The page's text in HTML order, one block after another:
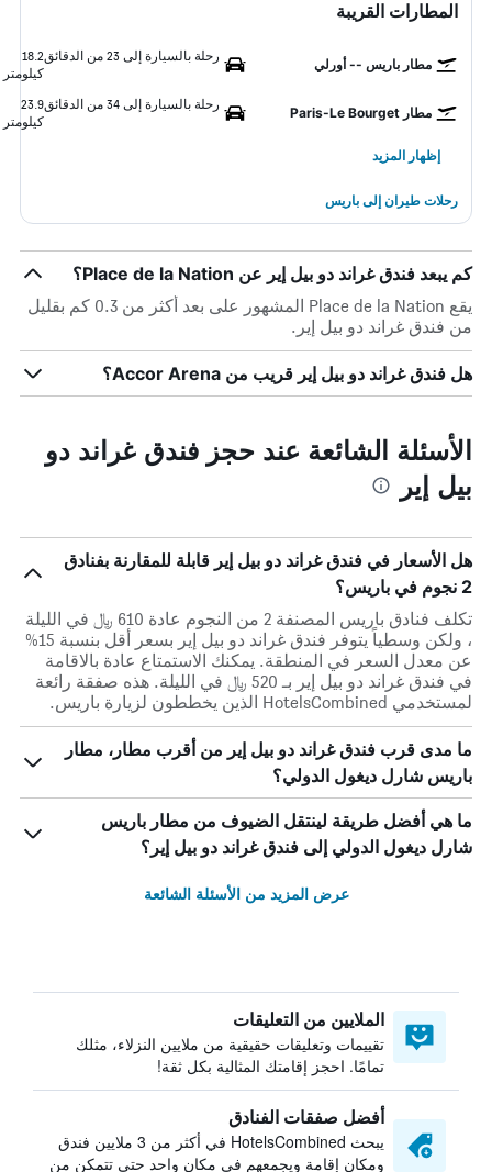
المطارات القريبة
مطار باريس -- أورلي
رحلة بالسيارة إلى 23 من الدقائق
18.2
كيلومتر
مطار Paris-Le Bourget
رحلة بالسيارة إلى 34 من الدقائق
23.9
كيلومتر
إظهار المزيد
رحلات طيران إلى باريس
كم يبعد فندق غراند دو بيل إير عن Place de la Nation؟
يقع Place de la Nation المشهور على بعد أكثر من 0.3 كم بقليل
من فندق غراند دو بيل إير.
هل فندق غراند دو بيل إير قريب من Accor Arena؟
الأسئلة الشائعة عند حجز فندق غراند دو
بيل إير
هل الأسعار في فندق غراند دو بيل إير قابلة للمقارنة بفنادق
2 نجوم في باريس؟
تكلف فنادق باريس المصنفة 2 من النجوم عادة 610 ﷼ في الليلة
، ولكن وسطياً يتوفر فندق غراند دو بيل إير بسعر أقل بنسبة 15%
عن معدل السعر في المنطقة. يمكنك الاستمتاع عادة بالاقامة
في فندق غراند دو بيل إير بـ 520 ﷼ في الليلة. هذه صفقة رائعة
لمستخدمي HotelsCombined الذين يخططون لزيارة باريس.
ما مدى قرب فندق غراند دو بيل إير من أقرب مطار، مطار
باريس شارل ديغول الدولي؟
ما هي أفضل طريقة لينتقل الضيوف من مطار باريس
شارل ديغول الدولي إلى فندق غراند دو بيل إير؟
عرض المزيد من الأسئلة الشائعة
الملايين من التعليقات
تقييمات وتعليقات حقيقية من ملايين النزلاء، مثلك
تمامًا. احجز إقامتك المثالية بكل ثقة!
أفضل صفقات الفنادق
يبحث HotelsCombined في أكثر من 3 ملايين فندق
ومكان إقامة ويجمعهم في مكان واحد حتى تتمكن من